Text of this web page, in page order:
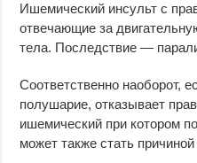
Ишемический инсульт с
отвечающие за
тела. Последствие —
Соответственно наоборот,
полушарие, отказывает
ишемический при котором
может также стать